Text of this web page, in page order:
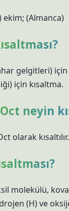
ekim; (Almanca)
gelgitleri) için
için kısaltma.
neyin
olarak kısaltılır.
molekülü,
(H) ve